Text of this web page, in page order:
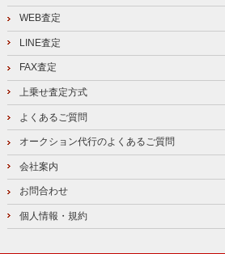
WEB査定
LINE査定
FAX査定
上乗せ査定方式
よくあるご質問
オークション代行のよくあるご質問
会社案内
お問合わせ
個人情報・規約